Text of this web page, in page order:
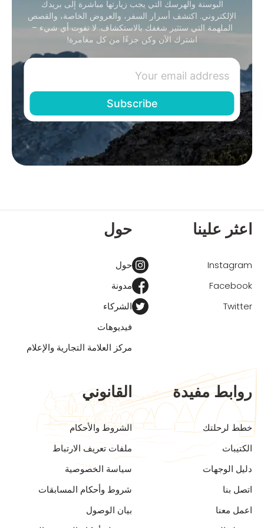
البوسنة والهرسك التي يجب زيارتها مباشرة إلى بريدك
الإلكتروني. اكتشف أسرار السفر، والعروض الخاصة، والقصص
الملهمة التي ستثير شغفك بالاستكشاف. لا تفوت أي شيء –
اشترك الآن وكن جزءًا من كل مغامرة!
اعثر علينا
Instagram
Facebook
Twitter
حول
حول
مدونة
الشركاء
فيديوهات
مركز العلامة التجارية والإعلام
روابط مفيدة
خطط لرحلتك
الكتيبات
دليل الوجهات
اتصل بنا
اعمل معنا
القانوني
الشروط والأحكام
ملفات تعريف الارتباط
سياسة الخصوصية
شروط وأحكام المسابقات
بيان الوصول